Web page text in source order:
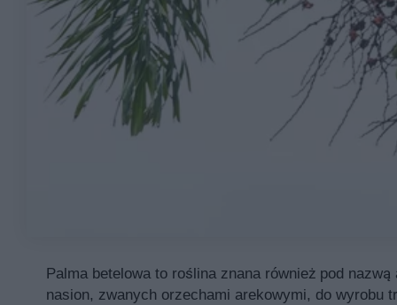
Palma betelowa to roślina znana również pod
nasion, zwanych orzechami arekowymi, do wyrobu